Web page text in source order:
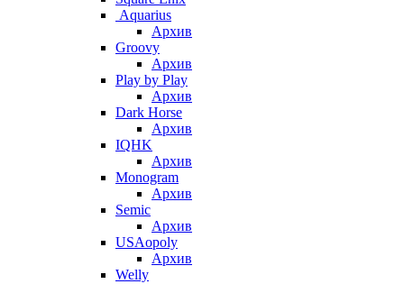
Aquarius
Архив
Groovy
Архив
Play by Play
Архив
Dark Horse
Архив
IQHK
Архив
Monogram
Архив
Semic
Архив
USAopoly
Архив
Welly